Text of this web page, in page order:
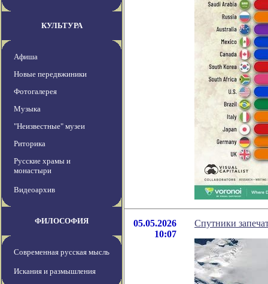
КУЛЬТУРА
Афиша
Новые передвжиники
Фотогалерея
Музыка
"Неизвестные" музеи
Риторика
Русские храмы и
монастыри
Видеоархив
ФИЛОСОФИЯ
Современная русская мысль
Искания и размышления
05.05.2026
10:07
Спутники